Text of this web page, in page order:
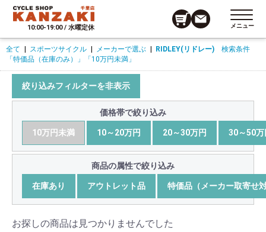
10:00-19:00 / 水曜定休 メニュー
全て スポーツサイクル メーカーで選ぶ RIDLEY(リドレー) 検索条件
「特価品（在庫のみ）」
「10万円未満」
絞り込みフィルターを非表示
価格帯で絞り込み
10万円未満 10～20万円 20～30万円 30～50万
商品の属性で絞り込み
在庫あり アウトレット品 特価品（メーカー取寄せ
お探しの商品は見つかりませんでした